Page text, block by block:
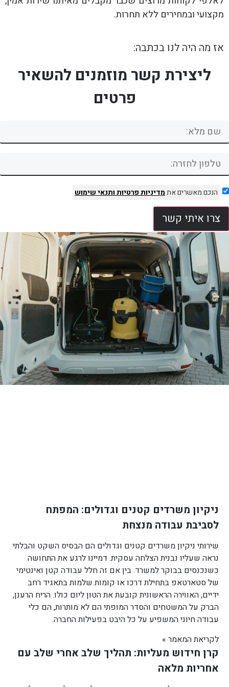
מקצועי ובמחירים ללא תחרות.
אז מה היה לנו בכתבה:
ליצירת קשר מוזמנים להשאיר
פרטים
הנכם מאשרים אתמדיניות פרטיותותנאי שימוש
צרו איתי קשר
ניקיון משרדים קטנים וגדולים: המפתח
לסביבת עבודה מנצחת
שירותי ניקיון משרדים קטנים וגדולים הם הבסיס השקט והבלתי
נראה שעליו נבנית הצלחה עסקית. דמיינו לרגע את התחושה
כשנכנסים בבוקר למשרד. בין אם זה חלל עבודה קטן ואינטימי
של סטארטאפ בתחילת דרכו או קומות שלמות בתאגיד רחב
ידיים, האווירה הראשונית קובעת את הטון ליום כולו. הריח הרענן,
הברק על המשטחים והסדר המופתי הם לא מותרות, הם כלי
עבודה חיוני המשפיע על כל היבט בפעילות החברה.
לקריאת המאמר »
קרן חידוש מעליות: תהליך שלב אחרי שלב עם
אחריות מלאה